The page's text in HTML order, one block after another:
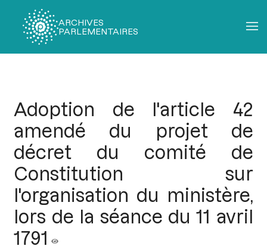
ARCHIVES
PARLEMENTAIRES
Adoption de l'article 42
amendé du projet de
décret du comité de
Constitution sur
l'organisation du ministère,
lors de la séance du 11 avril
1791